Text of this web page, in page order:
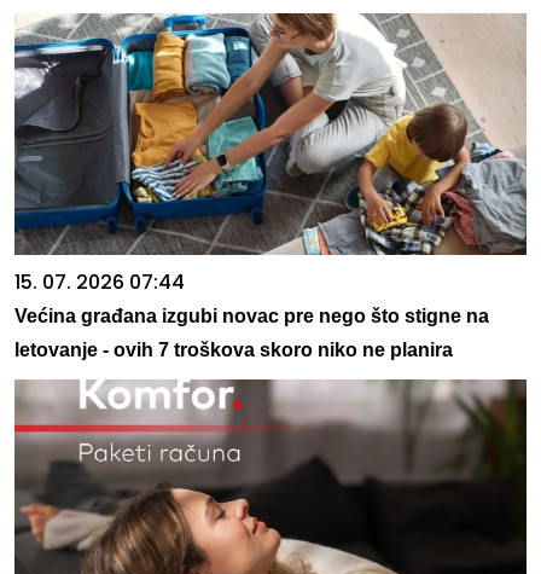
15. 07. 2026 07:44
Većina građana izgubi novac pre nego što stigne na
letovanje - ovih 7 troškova skoro niko ne planira